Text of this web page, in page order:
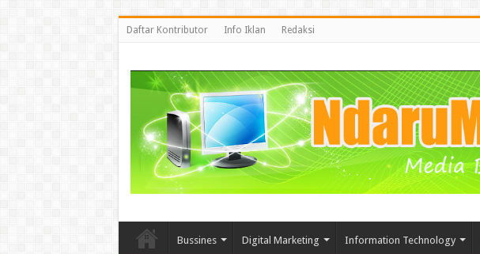
Daftar Kontributor Info Iklan Redaksi
Bussines Digital Marketing Information Technology